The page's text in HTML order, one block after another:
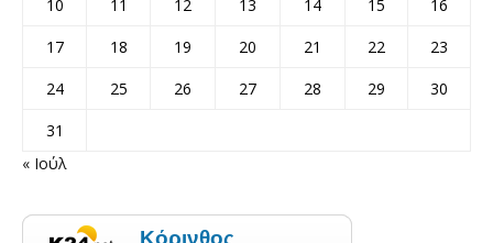
10
11 12 13 14 15
16
17
18 19 20 21 22
23
24
25 26 27 28 29
30
31
« Ιούλ